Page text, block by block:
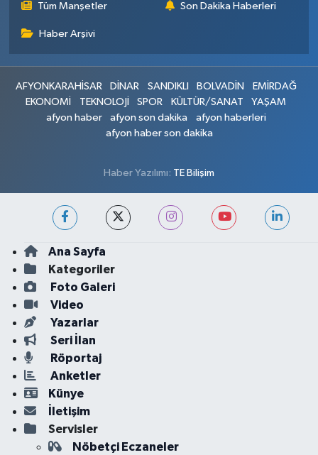
Tüm Manşetler Son Dakika Haberleri
Haber Arşivi
AFYONKARAHİSAR DİNAR SANDIKLI BOLVADİN
EMİRDAĞ
EKONOMİ
TEKNOLOJİ SPOR KÜLTÜR/SANAT
YAŞAM
afyon haber
afyon son dakika
afyon haberleri
afyon haber son dakika
Haber Yazılımı: TE Bilişim
Ana Sayfa
Kategoriler
Foto Galeri
Video
Yazarlar
Seri İlan
Röportaj
Anketler
Künye
İletişim
Servisler
Nöbetçi Eczaneler